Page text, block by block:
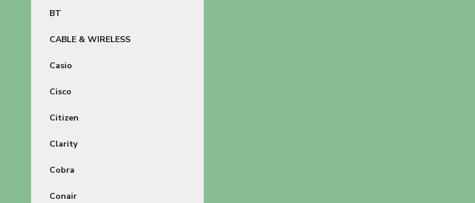
BT
CABLE & WIRELESS
Casio
Cisco
Citizen
Clarity
Cobra
Conair